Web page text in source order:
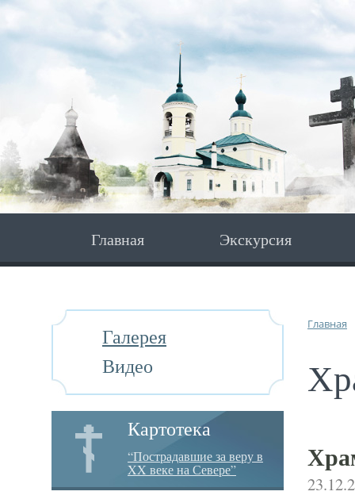
Главная Экскурсия
Галерея
Видео
Картотека
“Пострадавшие за веру в
XX веке на Севере”
Главная